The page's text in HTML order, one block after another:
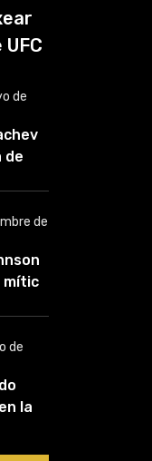
de
de
a
un
mi
de
de
las